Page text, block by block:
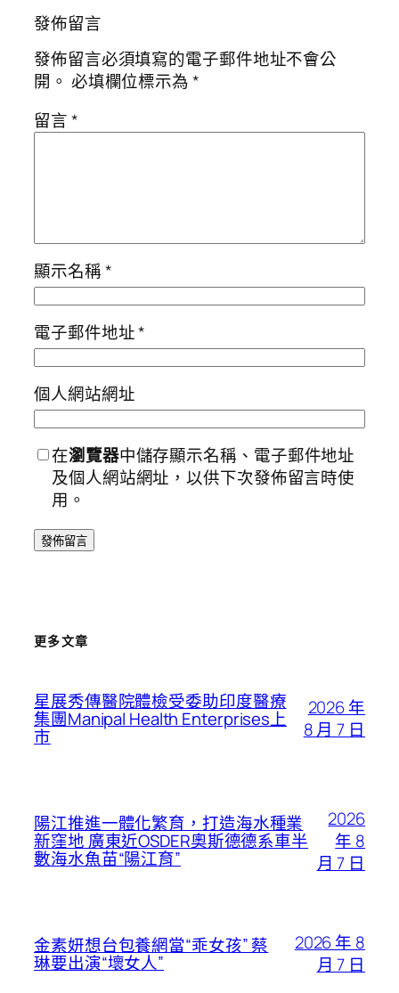
發佈留言
發佈留言必須填寫的電子郵件地址不會公
開。 必填欄位標示為*
留言*
顯示名稱*
電子郵件地址*
個人網站網址
在瀏覽器中儲存顯示名稱、電子郵件地址
及個人網站網址，以供下次發佈留言時使
用。
更多文章
星展秀傳醫院體檢受委助印度醫療
集團Manipal Health Enterprises上
市
2026 年
8 月 7 日
陽江推進一體化繁育，打造海水種業
新窪地 廣東近OSDER奧斯德德系車半
數海水魚苗“陽江育”
2026
年 8
月 7 日
金素妍想台包養網當“乖女孩” 蔡
琳要出演“壞女人”
2026 年 8
月 7 日